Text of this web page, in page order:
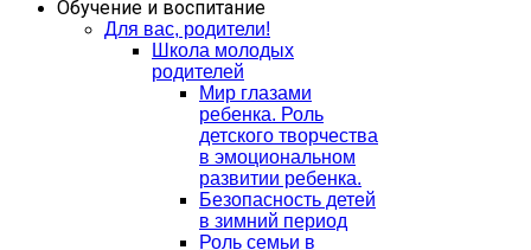
Обучение и воспитание
Для вас, родители!
Школа молодых
родителей
Мир глазами
ребенка. Роль
детского творчества
в эмоциональном
развитии ребенка.
Безопасность детей
в зимний период
Роль семьи в